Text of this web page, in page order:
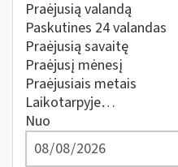
Praėjusią valandą
Paskutines 24 valandas
Praėjusią savaitę
Praėjusį mėnesį
Praėjusiais metais
Laikotarpyje…
Nuo